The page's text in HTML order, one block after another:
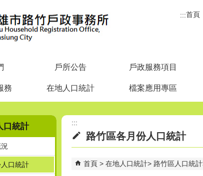
:::首頁
戶所公告 戶政服務項目
務 在地人口統計 檔案應用專區
口統計
口統計
:::
路竹區各月份人口統計
首頁 在地人口統計 路竹區人口統計